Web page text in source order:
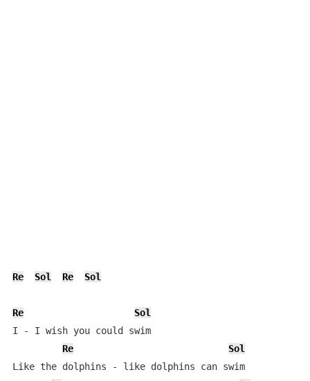
Re Sol Re Sol
Re
Sol
I - I wish you could swim
Re
Sol
Like the dolphins - like dolphins can swim